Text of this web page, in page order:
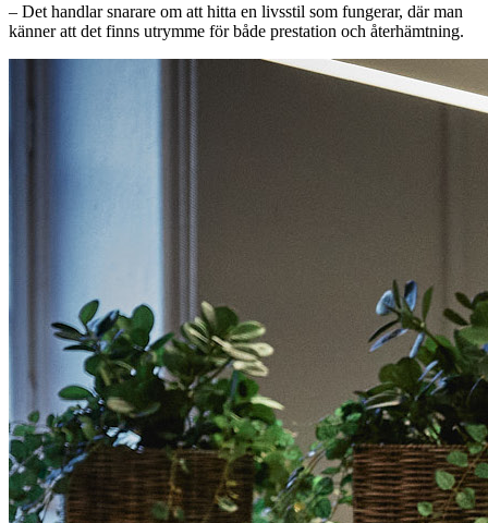
– Det handlar snarare om att hitta en livsstil som fungerar, där man
känner att det finns utrymme för både prestation och återhämtning.